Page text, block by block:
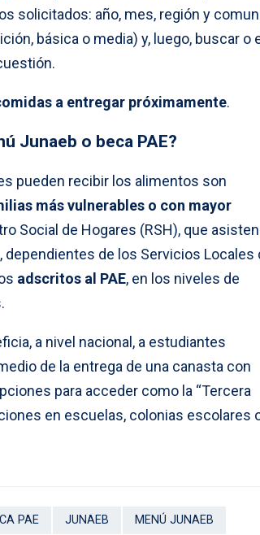
solicitados: año, mes, región y
básica o media) y, luego, buscar o
a entregar próximamente.
Junaeb o beca PAE?
pueden recibir los alimentos son
más vulnerables o con mayor
Social de Hogares (RSH), que
de los Servicios Locales
adscritos al PAE, en los niveles de
a nivel nacional, a estudiantes
de la entrega de una canasta con
para acceder como la “Tercera
en escuelas, colonias escolares
PAE JUNAEB MENÚ JUNAEB